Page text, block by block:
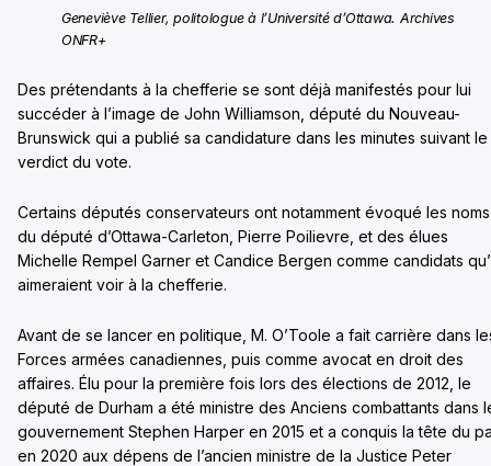
Geneviève Tellier, politologue à l’Université d’Ottawa. Archives
ONFR+
Des prétendants à la chefferie se sont déjà manifestés pour lui
succéder à l’image de John Williamson, député du Nouveau-
Brunswick qui a publié sa candidature dans les minutes suivant le
verdict du vote.
Certains députés conservateurs ont notamment évoqué les noms
du député d’Ottawa-Carleton, Pierre Poilievre, et des élues
Michelle Rempel Garner et Candice Bergen comme candidats
aimeraient voir à la chefferie.
Avant de se lancer en politique, M. O’Toole a fait carrière dans
Forces armées canadiennes, puis comme avocat en droit des
affaires. Élu pour la première fois lors des élections de 2012, le
député de Durham a été ministre des Anciens combattants dans
gouvernement Stephen Harper en 2015 et a conquis la tête du
en 2020 aux dépens de l’ancien ministre de la Justice Peter